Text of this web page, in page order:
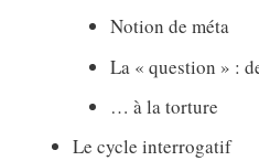
Notion de méta
La « question » :
… à la torture
Le cycle interrogatif